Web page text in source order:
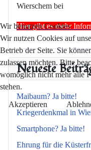
Wierschem bei
Hier gibt es mehr
Neueste
Maibaum? Ja bitte!
Kriegerdenkmal in
Smartphone? Ja bitte!
Ehrung für die
Wir benutzen Cookies
Wir nutzen Cookies auf
Betrieb der Seite. Sie
zulassen möchten. Bitte
womöglich nicht mehr alle
stehen.
Akzeptieren